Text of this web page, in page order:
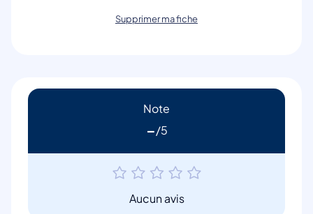
Supprimer ma fiche
Note
-
Aucun avis